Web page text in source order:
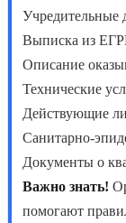
Выписка из
Описание
Технические
Действующие
Санитарно-
Документы о
Важно знать!
помогают